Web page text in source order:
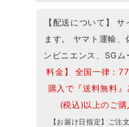
【配送について】
ます。 ヤマト運輸、
ンビニエンス、SGム
料金】 全国一律：
購入で『送料無料
(税込)以上のご購
【お届け日指定】ご注